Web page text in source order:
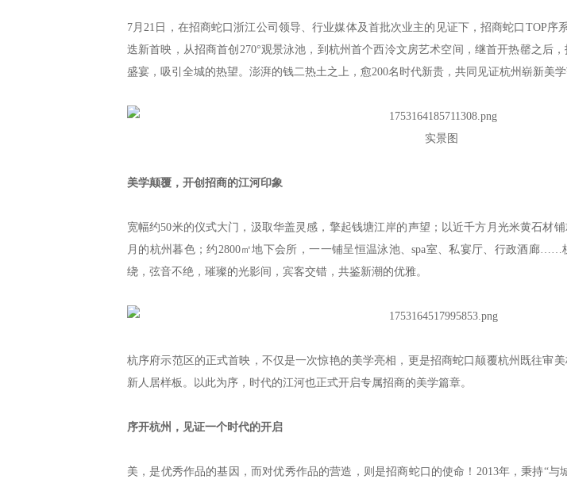
7月21日，在招商蛇口浙江公司领导、行业媒体及首批次业主的见证下，招商蛇口TOP序
迭新首映，从招商首创270°观景泳池，到杭州首个西泠文房艺术空间，继首开热罄之后
盛宴，吸引全城的热望。澎湃的钱二热土之上，愈200名时代新贵，共同见证杭州崭新美学
实景图
美学颠覆，开创招商的江河印象
宽幅约50米的仪式大门，汲取华盖灵感，擎起钱塘江岸的声望；以近千方月光米黄石材
月的杭州暮色；约2800㎡地下会所，一一铺呈恒温泳池、spa室、私宴厅、行政酒廊
绕，弦音不绝，璀璨的光影间，宾客交错，共鉴新潮的优雅。
杭序府示范区的正式首映，不仅是一次惊艳的美学亮相，更是招商蛇口颠覆杭州既往审
新人居样板。以此为序，时代的江河也正式开启专属招商的美学篇章。
序开杭州，见证一个时代的开启
美，是优秀作品的基因，而对优秀作品的营造，则是招商蛇口的使命！2013年，秉持“与